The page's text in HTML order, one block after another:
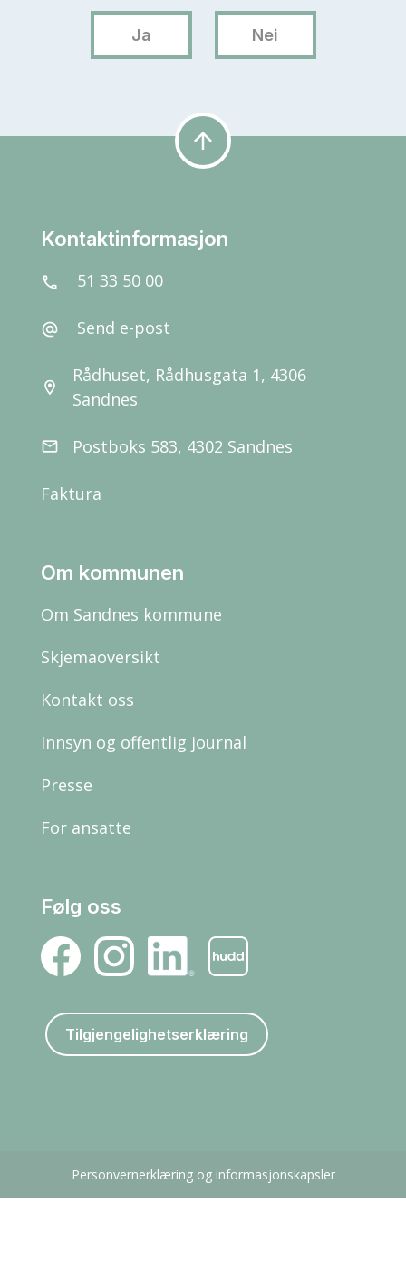
arrow_upward
Kontaktinformasjon
call 51 33 50 00
alternate_email Send e-post
location_on
Rådhuset, Rådhusgata 1, 4306
Sandnes
email Postboks 583, 4302 Sandnes
Faktura
Om kommunen
Om Sandnes kommune
Skjemaoversikt
Kontakt oss
Innsyn og offentlig journal
Presse
For ansatte
Følg oss
Tilgjengelighetserklæring
Personvernerklæring og informasjonskapsler